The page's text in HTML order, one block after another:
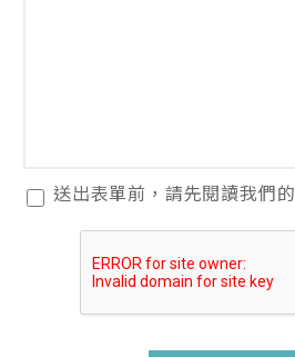
閱 送出表單前，請先閱讀我們的